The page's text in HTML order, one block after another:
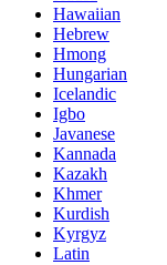
Hawaiian
Hebrew
Hmong
Hungarian
Icelandic
Igbo
Javanese
Kannada
Kazakh
Khmer
Kurdish
Kyrgyz
Latin